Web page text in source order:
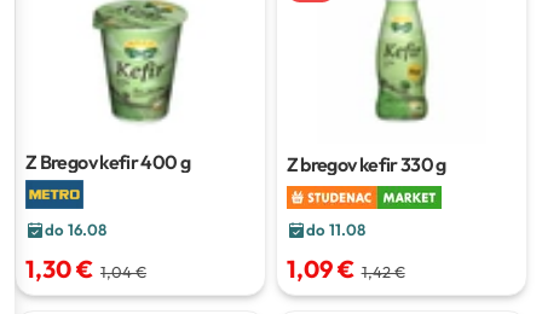
Z Bregov kefir400 g
do 16.08
1,30 € 1,04 €
Z bregov kefir330 g
do 11.08
1,09 € 1,42 €